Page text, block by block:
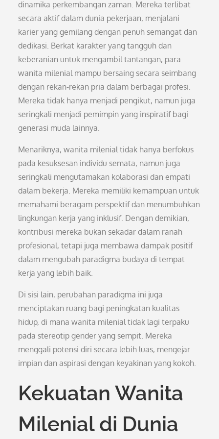
dinamika perkembangan zaman. Mereka terlibat
secara aktif dalam dunia pekerjaan, menjalani
karier yang gemilang dengan penuh semangat dan
dedikasi. Berkat karakter yang tangguh dan
keberanian untuk mengambil tantangan, para
wanita milenial mampu bersaing secara seimbang
dengan rekan-rekan pria dalam berbagai profesi.
Mereka tidak hanya menjadi pengikut, namun juga
seringkali menjadi pemimpin yang inspiratif bagi
generasi muda lainnya.
Menariknya, wanita milenial tidak hanya berfokus
pada kesuksesan individu semata, namun juga
seringkali mengutamakan kolaborasi dan empati
dalam bekerja. Mereka memiliki kemampuan untuk
memahami beragam perspektif dan menumbuhkan
lingkungan kerja yang inklusif. Dengan demikian,
kontribusi mereka bukan sekadar dalam ranah
profesional, tetapi juga membawa dampak positif
dalam mengubah paradigma budaya di tempat
kerja yang lebih baik.
Di sisi lain, perubahan paradigma ini juga
menciptakan ruang bagi peningkatan kualitas
hidup, di mana wanita milenial tidak lagi terpaku
pada stereotip gender yang sempit. Mereka
menggali potensi diri secara lebih luas, mengejar
impian dan aspirasi dengan keyakinan yang kokoh.
Kekuatan Wanita
Milenial di Dunia